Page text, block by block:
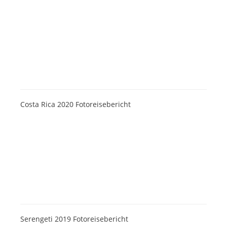
Costa Rica 2020 Fotoreisebericht
Serengeti 2019 Fotoreisebericht